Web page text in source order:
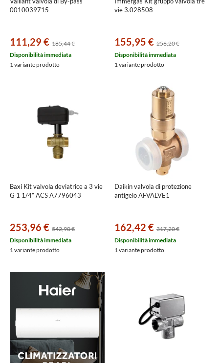
0010039715
111,29 € 185,44 €
Disponibilità immediata
1 variante prodotto
vie 3.028508
155,95 € 256,20 €
Disponibilità immediata
1 variante prodotto
Baxi Kit valvola deviatrice a 3 vie
G 1 1/4” ACS A7796043
253,96 € 542,90 €
Disponibilità immediata
1 variante prodotto
Daikin valvola di protezione
antigelo AFVALVE1
162,42 € 317,20 €
Disponibilità immediata
1 variante prodotto